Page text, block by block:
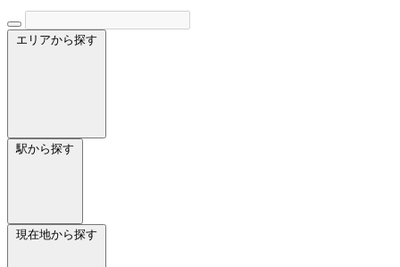
エリアから探す
駅から探す
現在地から探す